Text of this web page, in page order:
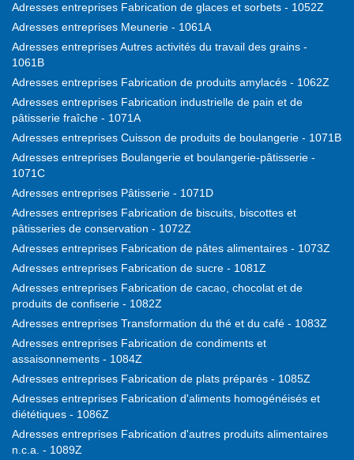
Adresses entreprises Fabrication de glaces et sorbets - 1052Z
Adresses entreprises Meunerie - 1061A
Adresses entreprises Autres activités du travail des grains -
1061B
Adresses entreprises Fabrication de produits amylacés - 1062Z
Adresses entreprises Fabrication industrielle de pain et de
pâtisserie fraîche - 1071A
Adresses entreprises Cuisson de produits de boulangerie - 1071B
Adresses entreprises Boulangerie et boulangerie-pâtisserie -
1071C
Adresses entreprises Pâtisserie - 1071D
Adresses entreprises Fabrication de biscuits, biscottes et
pâtisseries de conservation - 1072Z
Adresses entreprises Fabrication de pâtes alimentaires - 1073Z
Adresses entreprises Fabrication de sucre - 1081Z
Adresses entreprises Fabrication de cacao, chocolat et de
produits de confiserie - 1082Z
Adresses entreprises Transformation du thé et du café - 1083Z
Adresses entreprises Fabrication de condiments et
assaisonnements - 1084Z
Adresses entreprises Fabrication de plats préparés - 1085Z
Adresses entreprises Fabrication d'aliments homogénéisés et
diététiques - 1086Z
Adresses entreprises Fabrication d'autres produits alimentaires
n.c.a. - 1089Z